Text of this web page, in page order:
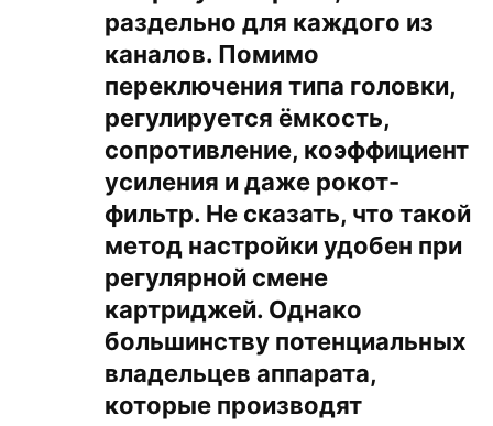
раздельно для каждого из
каналов. Помимо
переключения типа головки,
регулируется ёмкость,
сопротивление, коэффициент
усиления и даже рокот-
фильтр. Не сказать, что такой
метод настройки удобен при
регулярной смене
картриджей. Однако
большинству потенциальных
владельцев аппарата,
которые производят